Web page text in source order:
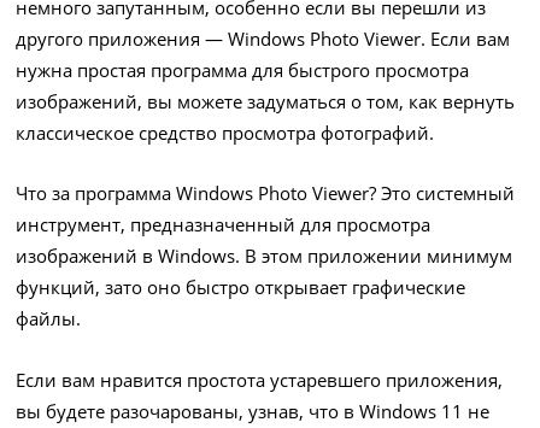
немного запутанным, особенно если вы перешли из
другого приложения — Windows Photo Viewer. Если вам
нужна простая программа для быстрого просмотра
изображений, вы можете задуматься о том, как вернуть
классическое средство просмотра фотографий.
Что за программа Windows Photo Viewer? Это системный
инструмент, предназначенный для просмотра
изображений в Windows. В этом приложении минимум
функций, зато оно быстро открывает графические
файлы.
Если вам нравится простота устаревшего приложения,
вы будете разочарованы, узнав, что в Windows 11 не